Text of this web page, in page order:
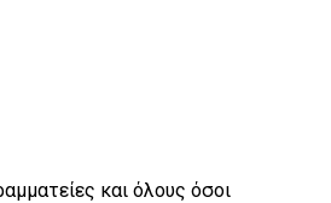
και όλους όσοι